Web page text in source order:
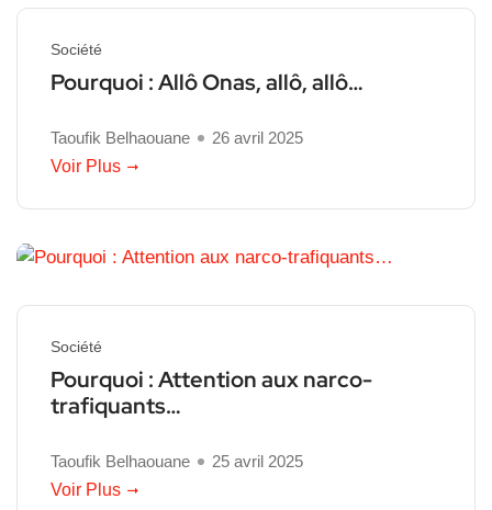
Société
Pourquoi : Allô Onas, allô, allô…
Taoufik Belhaouane
26 avril 2025
Voir Plus
Société
Pourquoi : Attention aux narco-
trafiquants…
Taoufik Belhaouane
25 avril 2025
Voir Plus